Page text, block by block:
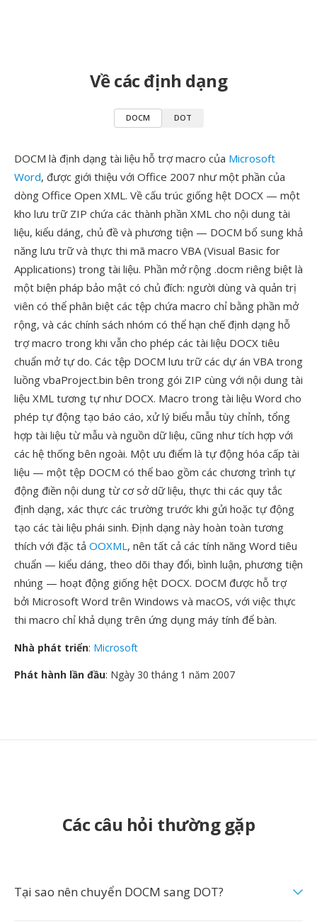
Về các định dạng
DOCM DOT
DOCM là định dạng tài liệu hỗ trợ macro của Microsoft
Word, được giới thiệu với Office 2007 như một phần của
dòng Office Open XML. Về cấu trúc giống hệt DOCX — một
kho lưu trữ ZIP chứa các thành phần XML cho nội dung tài
liệu, kiểu dáng, chủ đề và phương tiện — DOCM bổ sung khả
năng lưu trữ và thực thi mã macro VBA (Visual Basic for
Applications) trong tài liệu. Phần mở rộng .docm riêng biệt là
một biện pháp bảo mật có chủ đích: người dùng và quản trị
viên có thể phân biệt các tệp chứa macro chỉ bằng phần mở
rộng, và các chính sách nhóm có thể hạn chế định dạng hỗ
trợ macro trong khi vẫn cho phép các tài liệu DOCX tiêu
chuẩn mở tự do. Các tệp DOCM lưu trữ các dự án VBA trong
luồng vbaProject.bin bên trong gói ZIP cùng với nội dung tài
liệu XML tương tự như DOCX. Macro trong tài liệu Word cho
phép tự động tạo báo cáo, xử lý biểu mẫu tùy chỉnh, tổng
hợp tài liệu từ mẫu và nguồn dữ liệu, cũng như tích hợp với
các hệ thống bên ngoài. Một ưu điểm là tự động hóa cấp tài
liệu — một tệp DOCM có thể bao gồm các chương trình tự
động điền nội dung từ cơ sở dữ liệu, thực thi các quy tắc
định dạng, xác thực các trường trước khi gửi hoặc tự động
tạo các tài liệu phái sinh. Định dạng này hoàn toàn tương
thích với đặc tả OOXML, nên tất cả các tính năng Word tiêu
chuẩn — kiểu dáng, theo dõi thay đổi, bình luận, phương tiện
nhúng — hoạt động giống hệt DOCX. DOCM được hỗ trợ
bởi Microsoft Word trên Windows và macOS, với việc thực
thi macro chỉ khả dụng trên ứng dụng máy tính để bàn.
Nhà phát triển: Microsoft
Phát hành lần đầu: Ngày 30 tháng 1 năm 2007
Các câu hỏi thường gặp
Tại sao nên chuyển DOCM sang DOT?